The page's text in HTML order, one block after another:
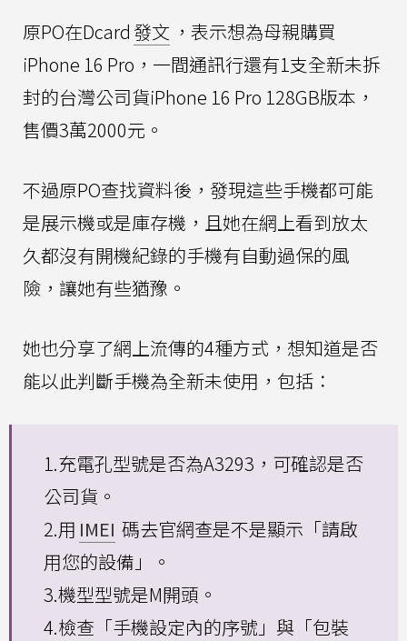
原PO在Dcard發文 ，表示想為母親購買
iPhone 16 Pro，一間通訊行還有1支全新未拆
封的台灣公司貨iPhone 16 Pro 128GB版本，
售價3萬2000元。
不過原PO查找資料後，發現這些手機都可能
是展示機或是庫存機，且她在網上看到放太
久都沒有開機紀錄的手機有自動過保的風
險，讓她有些猶豫。
她也分享了網上流傳的4種方式，想知道是否
能以此判斷手機為全新未使用，包括：
1.充電孔型號是否為A3293，可確認是否
公司貨。
2.用 IMEI 碼去官網查是不是顯示「請啟
用您的設備」。
3.機型型號是M開頭。
4.檢查「手機設定內的序號」與「包裝